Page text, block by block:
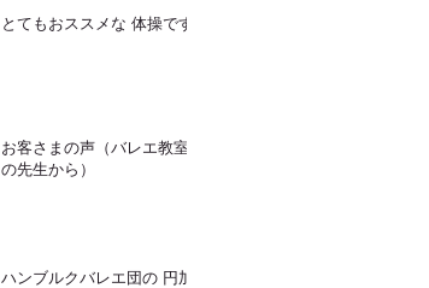
とてもおススメな 体操です
お客さまの声（バレエ教室
の先生から）
ハンブルクバレエ団の 円加